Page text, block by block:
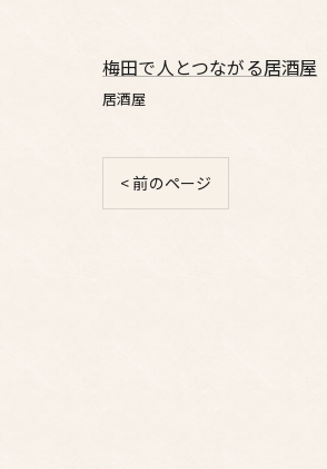
梅田で人とつながる居酒屋
居酒屋
< 前のページ